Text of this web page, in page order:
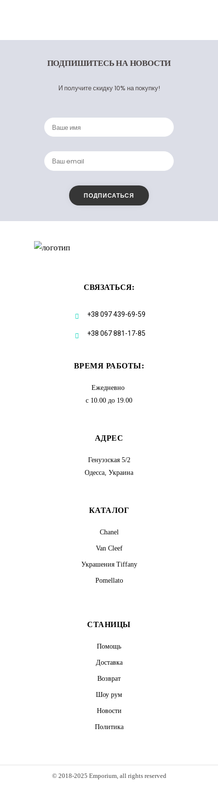
ПОДПИШИТЕСЬНА НОВОСТИ
И получите скидку 10% на покупку!
СВЯЗАТЬСЯ:
+38 097 439-69-59
+38 067 881-17-85
ВРЕМЯ РАБОТЫ:
Ежедневно
с 10.00 до 19.00
АДРЕС
Генуэзская 5/2
Одесса, Украина
КАТАЛОГ
Chanel
Van Cleef
Украшения Tiffany
Pomellato
СТАНИЦЫ
Помощь
Доставка
Возврат
Шоу рум
Новости
Политика
© 2018-2025 Emporium, all rights reserved